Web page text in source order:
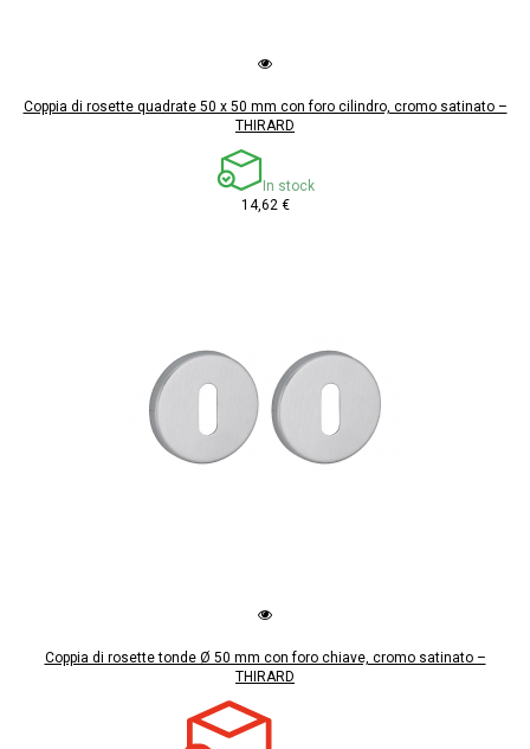
Coppia di rosette quadrate 50 x 50 mm con foro cilindro, cromo satinato –
THIRARD
In stock
14,62 €
Coppia di rosette tonde Ø 50 mm con foro chiave, cromo satinato –
THIRARD